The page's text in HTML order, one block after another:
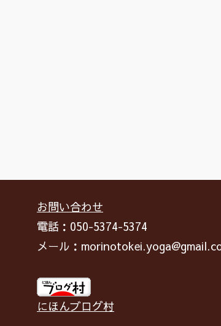
お問い合わせ
電話：050-5374-5374
メール：
にほんブログ村